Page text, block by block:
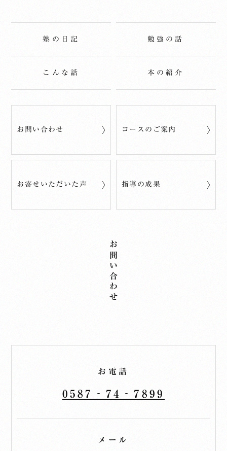
塾の日記 勉強の話
こんな話 本の紹介
お問い合わせ コースのご案内
お寄せいただいた声 指導の成果
お問い合わせ
お電話
0587‐74‐7899
メール